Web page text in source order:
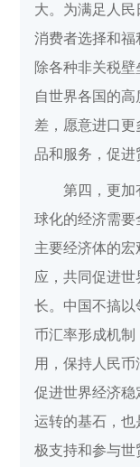
大。为满足人
消费者选择和
除各种非关税
自世界各国的
差，愿意进口
品和服务，促进
第四，更加
球化的经济需
主要经济体的
应，共同促进
长。中国不搞
币汇率形成机
用，保持人民币
促进世界经济
运转的基石，
极支持和参与世